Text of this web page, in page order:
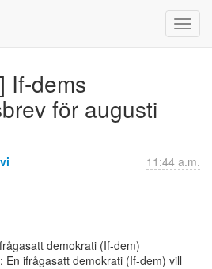
If-dems
för augusti
11:44 a.m.
demokrati (If-dem)
En ifrågasatt demokrati (If-dem) vill